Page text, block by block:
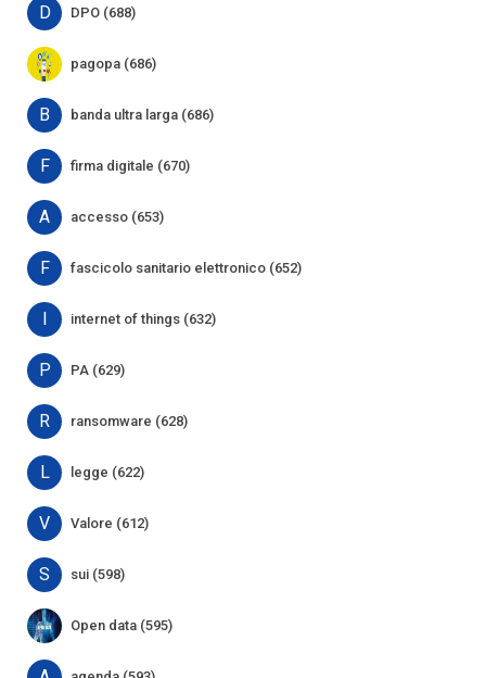
D DPO (688)
pagopa (686)
B banda ultra larga (686)
F firma digitale (670)
A accesso (653)
F fascicolo sanitario elettronico (652)
I internet of things (632)
P PA (629)
R ransomware (628)
L legge (622)
V Valore (612)
S sui (598)
Open data (595)